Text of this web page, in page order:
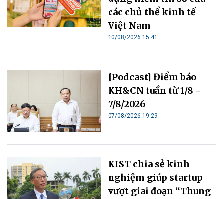
các chủ thể kinh tế
Việt Nam
10/08/2026 15:41
[Podcast] Điểm báo
KH&CN tuần từ 1/8 -
7/8/2026
07/08/2026 19:29
KIST chia sẻ kinh
nghiệm giúp startup
vượt giai đoạn “Thung